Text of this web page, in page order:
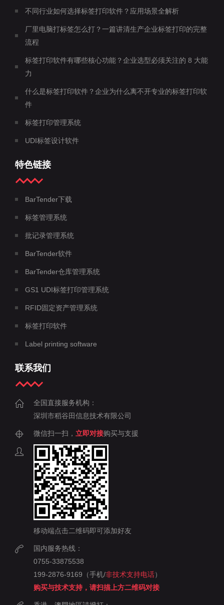
不同行业如何选择标签打印软件？应用场景全解析
厂里电脑打标签怎么打？一篇讲清生产企业标签打印的完整
流程
标签打印软件有哪些核心功能？企业选型必须关注的 8 大能
力
什么是标签打印软件？企业为什么离不开专业的标签打印软
件
标签打印管理系统
UDI标签设计软件
特色链接
BarTender下载
标签管理系统
批记录管理系统
BarTender软件
BarTender仓库管理系统
GS1 UDI标签打印管理系统
RFID固定资产管理系统
标签打印软件
Label printing software
联系我们
全国直接服务机构：
深圳市稻谷田信息技术有限公司
微信扫一扫， 立即对接购买与支援
移动端点击二维码即可添加好友
国内服务热线：
0755-33875538
199-2876-9169（手机/非技术支持电话）
购买与技术支持，请扫描上方二维码对接